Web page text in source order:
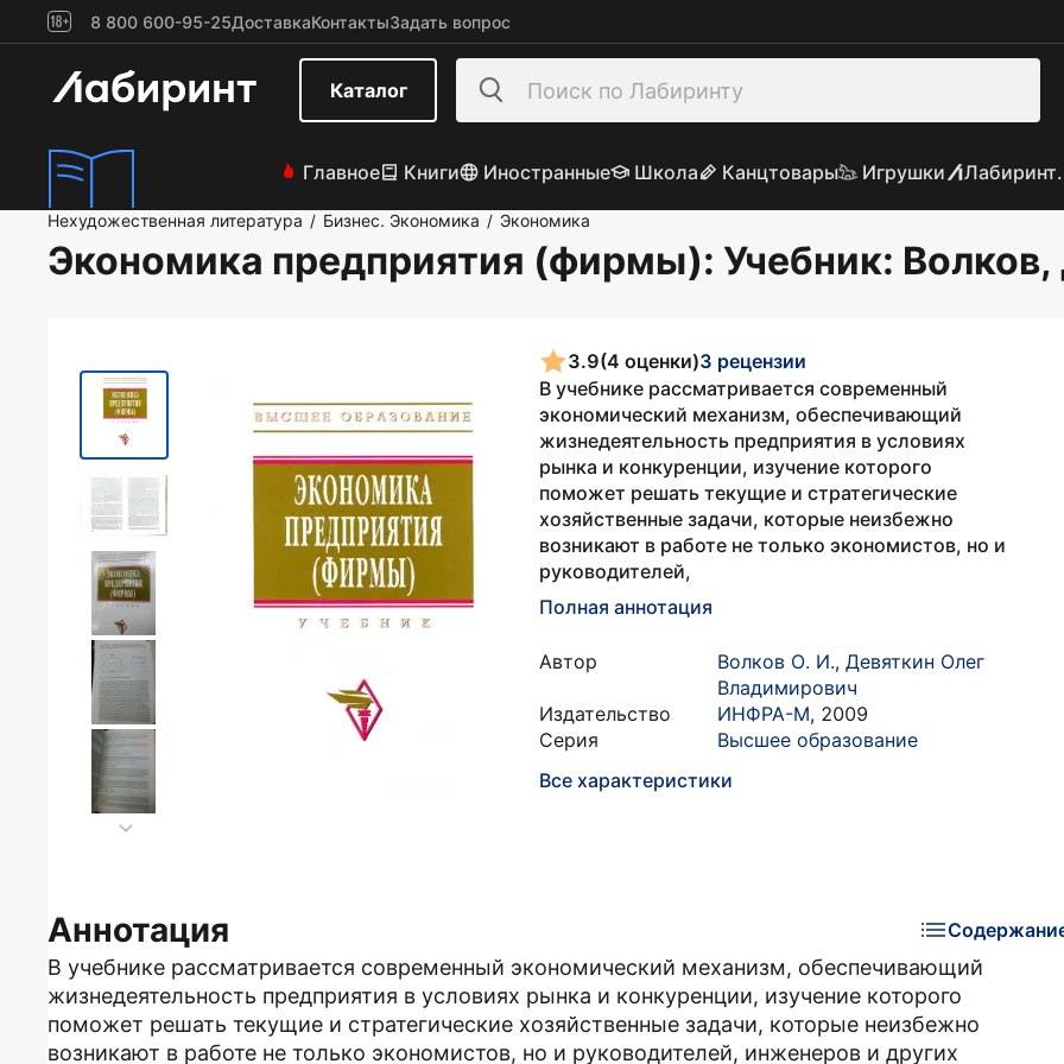
8 800 600-95-25ДоставкаКонтактыЗадать вопрос
Каталог
Главное Книги Иностранные Школа Канцтовары Игрушки
Нехудожественная литература / Бизнес. Экономика / Экономика
Экономика предприятия (фирмы): Учебник:
3.9(4 оценки)3 рецензии
В учебнике рассматривается современный
экономический механизм, обеспечивающий
жизнедеятельность предприятия в условиях
рынка и конкуренции, изучение которого
поможет решать текущие и стратегические
хозяйственные задачи, которые неизбежно
возникают в работе не только экономистов, но и
руководителей,
Полная аннотация
Автор Волков О. И., Девяткин Олег
Владимирович
Издательство
ИНФРА-М, 2009
Серия
Высшее образование
Все характеристики
Аннотация
В учебнике рассматривается современный экономический механизм, обеспечивающий
жизнедеятельность предприятия в условиях рынка и конкуренции, изучение которого
поможет решать текущие и стратегические хозяйственные задачи, которые неизбежно
возникают в работе не только экономистов, но и руководителей, инженеров и других